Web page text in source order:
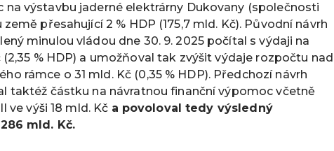
na výstavbu jaderné elektrárny Dukovany (společnosti
přesahující 2 % HDP (175,7 mld. Kč). Původní návrh
minulou vládou dne 30. 9. 2025 počítal s výdaji na
(2,35 % HDP) a umožňoval tak zvýšit výdaje rozpočtu nad
rámce o 31 mld. Kč (0,35 % HDP). Předchozí návrh
taktéž částku na návratnou finanční výpomoc včetně
ve výši 18 mld. Kč a povoloval tedy výsledný
mld. Kč.